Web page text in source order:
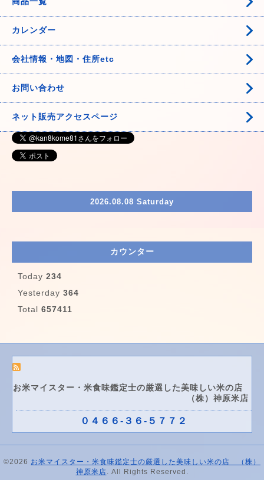
カレンダー
会社情報・地図・住所etc
お問い合わせ
ネット販売アクセスページ
2026.08.08 Saturday
カウンター
Today 234
Yesterday 364
Total 657411
お米マイスター・米食味鑑定士の厳選した美味しい米の店
（株）神原米店
０４６６-３６-５７７２
©2026 お米マイスター・米食味鑑定士の厳選した美味しい米の店 （株）
神原米店. All Rights Reserved.